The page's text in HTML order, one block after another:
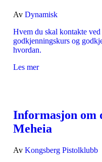
Av Dynamisk
Hvem du skal kontakte
godkjenningskurs og
hvordan.
Les mer
Informasjon om
Meheia
Av Kongsberg Pistolklubb